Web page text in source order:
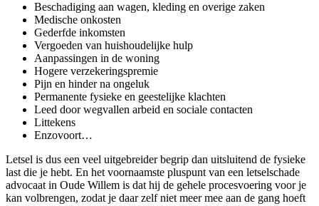
Beschadiging aan wagen, kleding en overige zaken
Medische onkosten
Gederfde inkomsten
Vergoeden van huishoudelijke hulp
Aanpassingen in de woning
Hogere verzekeringspremie
Pijn en hinder na ongeluk
Permanente fysieke en geestelijke klachten
Leed door wegvallen arbeid en sociale contacten
Littekens
Enzovoort…
Letsel is dus een veel uitgebreider begrip dan uitsluitend de fysieke
last die je hebt. En het voornaamste pluspunt van een letselschade
advocaat in Oude Willem is dat hij de gehele procesvoering voor je
kan volbrengen, zodat je daar zelf niet meer mee aan de gang hoeft